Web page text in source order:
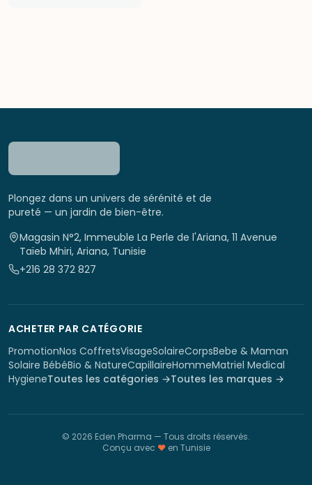
Plongez dans un univers de sérénité et de
pureté — un jardin de bien-être.
Magasin N°2, Immeuble La Perle de l'Ariana, 11 Avenue
Taïeb Mhiri, Ariana, Tunisie
+216 28 372 827
ACHETER PAR CATÉGORIE
PromotionNos CoffretsVisageSolaireCorpsBebe & Maman
Solaire BébéBio & NatureCapillaireHommeMatriel Medical
HygieneToutes les catégories →Toutes les marques →
© 2026 Eden Pharma — Tous droits réservés.
Conçu avec ♥en Tunisie